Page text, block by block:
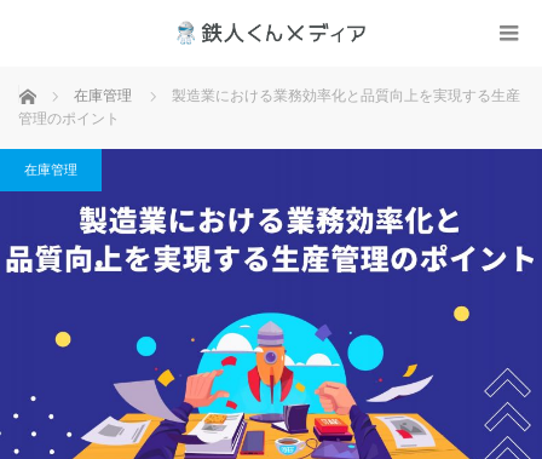
ホーム 在庫管理
製造業における業務効率化と品質向上を実現する生産
管理のポイント
在庫管理